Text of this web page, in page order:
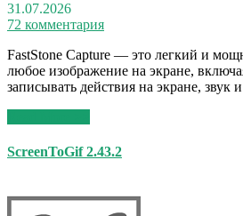
31.07.2026
72 комментария
FastStone Capture — это легкий и
любое изображение на экране,
записывать действия на экране,
ScreenToGif 2.43.2